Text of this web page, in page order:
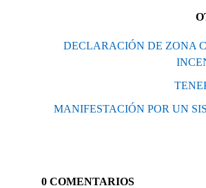
DECLARACIÓN DE ZONA
MANIFESTACIÓN POR UN
0 COMENTARIOS